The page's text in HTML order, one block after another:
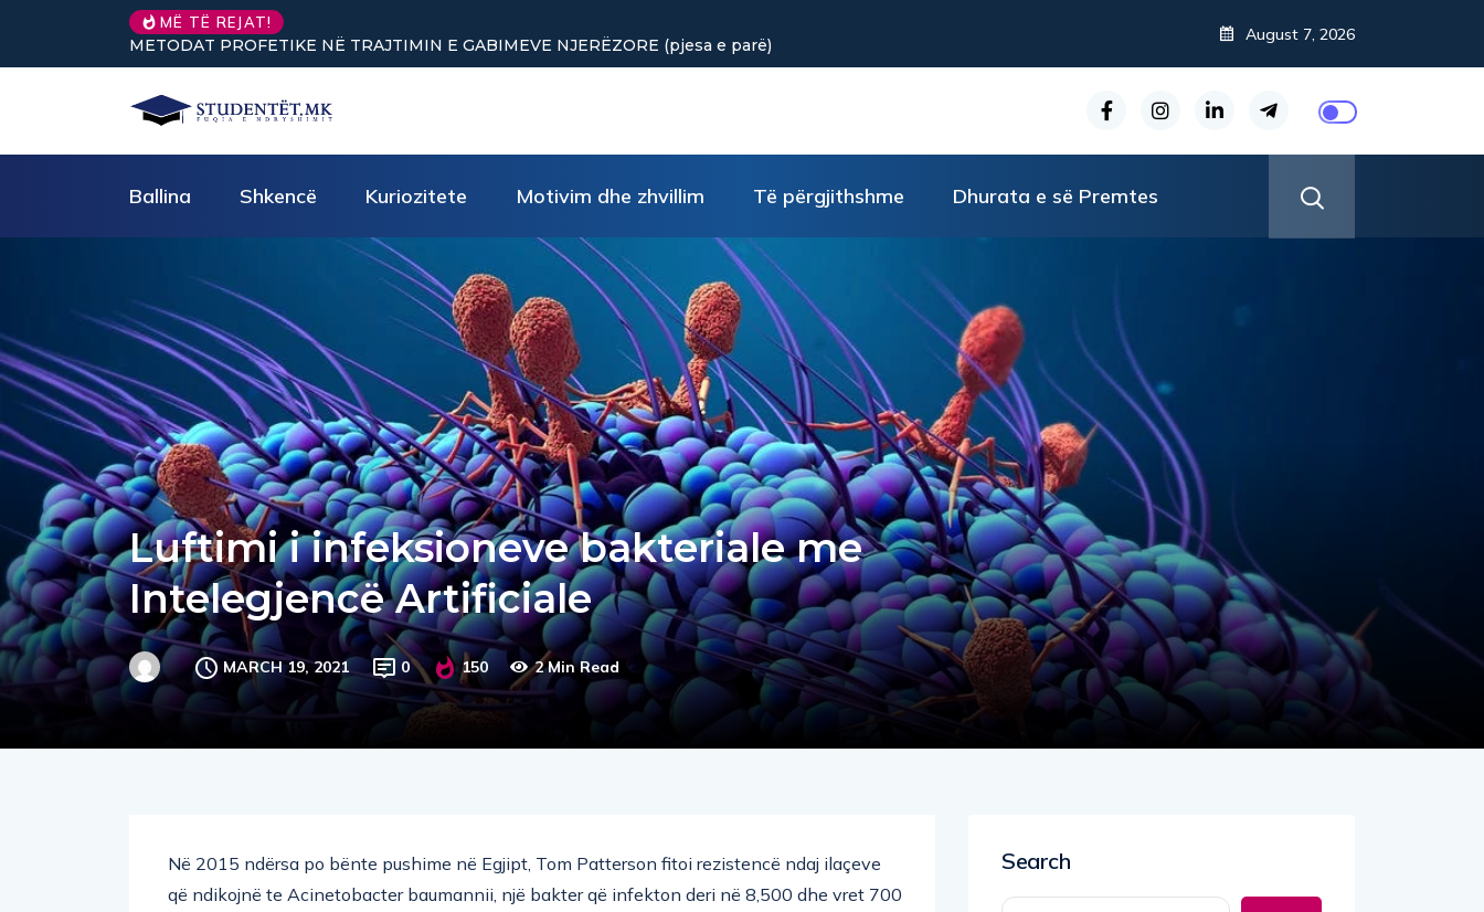
MË TË REJAT!
(pjesa e parë)Nuk keni vullnet për të punuar? Tre truke të vogla rikthejnë energjinë
August 7, 2026
Ballina Shkencë Kuriozitete Motivim dhe zhvillim Të përgjithshme Dhurata e së Premtes
Luftimi i infeksioneve bakteriale me
Intelegjencë Artificiale
MARCH 19, 2021 0 150 2 Min Read
Në 2015 ndërsa po bënte pushime në Egjipt, Tom Patterson fitoi rezistencë ndaj ilaçeve
që ndikojnë te Acinetobacter baumannii, një bakter që infekton deri në 8,500 dhe vret 700
Search